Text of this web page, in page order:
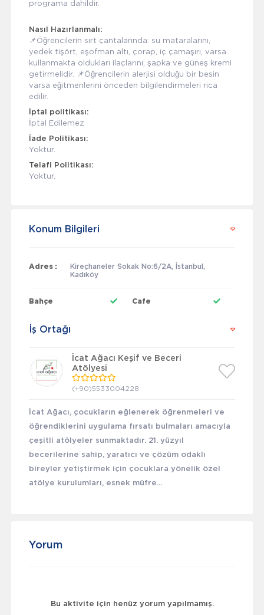
programa dahildir.
Nasıl Hazırlanmalı:
📌Öğrencilerin sırt çantalarında: su mataralarını,
yedek tişört, eşofman altı, çorap, iç çamaşırı, varsa
kullanmakta oldukları ilaçlarını, şapka ve güneş kremi
getirmelidir. 📌Öğrencilerin alerjisi olduğu bir besin
varsa eğitmenlerini önceden bilgilendirmeleri rica
edilir.
İptal politikası:
İptal Edilemez
İade Politikası:
Yoktur.
Telafi Politikası:
Yoktur.
Konum Bilgileri
Adres :
Kireçhaneler Sokak No:6/2A, İstanbul,
Kadıköy
Bahçe Cafe
İş Ortağı
İcat Ağacı Keşif ve Beceri
Atölyesi
(+90)5533004228
İcat Ağacı, çocukların eğlenerek öğrenmeleri ve
öğrendiklerini uygulama fırsatı bulmaları amacıyla
çeşitli atölyeler sunmaktadır. 21. yüzyıl
becerilerine sahip, yaratıcı ve çözüm odaklı
bireyler yetiştirmek için çocuklara yönelik özel
atölye kurulumları, esnek müfre...
Yorum
Bu aktivite için henüz yorum yapılmamış.